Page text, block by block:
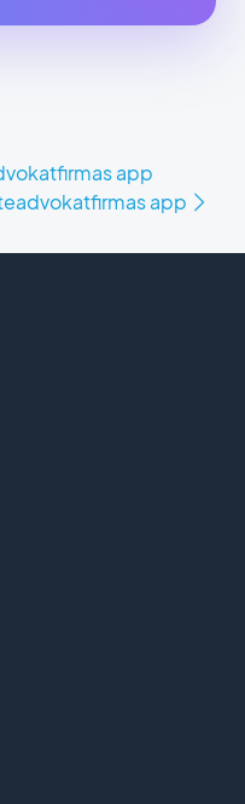
app
app